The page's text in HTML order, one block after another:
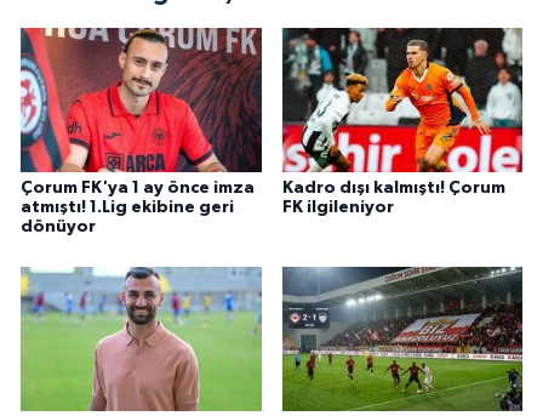
Çorum FK'ya 1 ay önce imza
atmıştı! 1.Lig ekibine geri
dönüyor
Kadro dışı kalmıştı! Çorum
FK ilgileniyor